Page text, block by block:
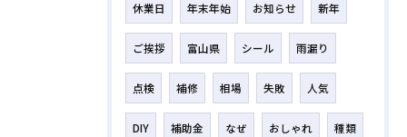
休業日 年末年始 お知らせ 新年
ご挨拶 富山県 シール 雨漏り
点検 補修 相場 失敗 人気
DIY 補助金 なぜ おしゃれ 種類